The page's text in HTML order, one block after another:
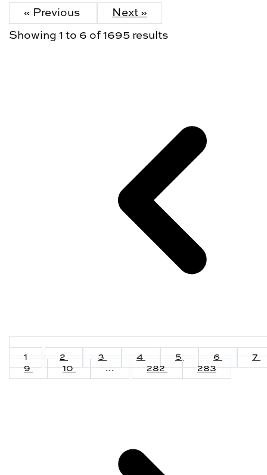
« Previous Next »
Showing 1 to 6 of 1695 results
1 2 3 4 5 6
7
9
10 ... 282 283